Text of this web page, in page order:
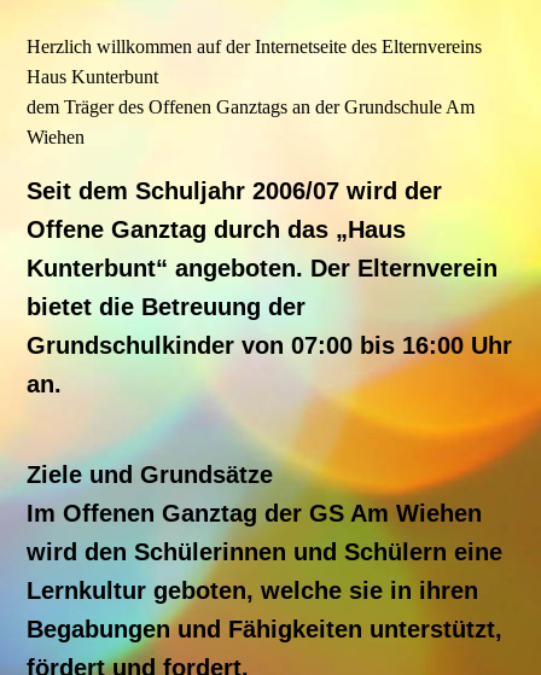
Herzlich willkommen auf der Internetseite des Elternvereins
Haus Kunterbunt
dem Träger des Offenen Ganztags an der Grundschule Am
Wiehen
Seit dem Schuljahr 2006/07 wird der
Offene Ganztag durch das „Haus
Kunterbunt“ angeboten. Der Elternverein
bietet die Betreuung der
Grundschulkinder von 07:00 bis 16:00 Uhr
an.
Ziele und Grundsätze
Im Offenen Ganztag der GS Am Wiehen
wird den Schülerinnen und Schülern eine
Lernkultur geboten, welche sie in ihren
Begabungen und Fähigkeiten unterstützt,
fördert und fordert.